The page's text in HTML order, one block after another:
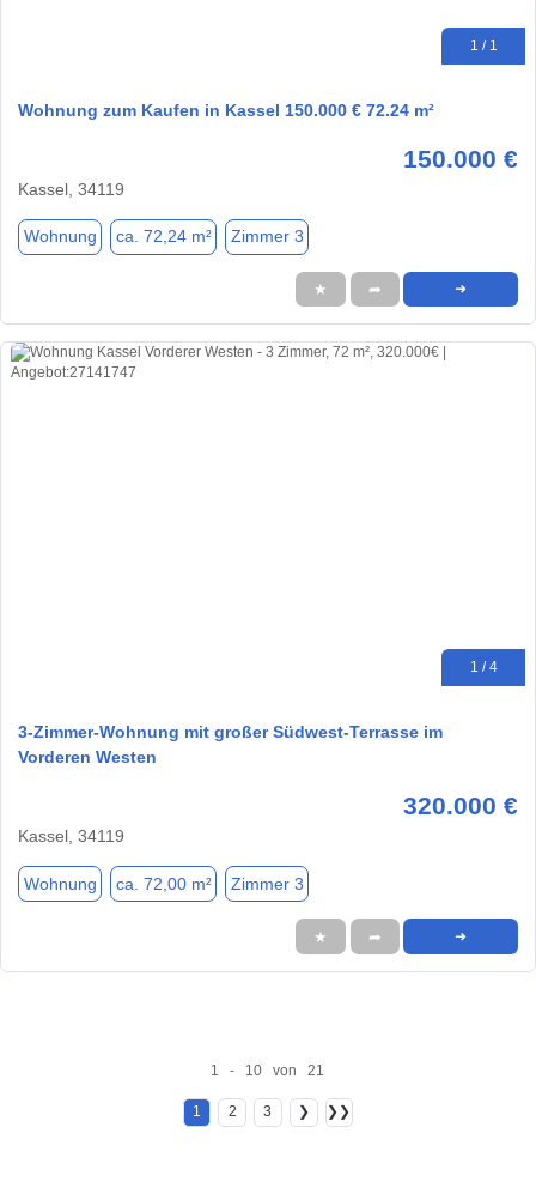
1 / 1
Wohnung zum Kaufen in Kassel 150.000 € 72.24 m²
150.000 €
Kassel, 34119
Wohnung ca. 72,24 m² Zimmer 3
★ ➦ ➜
1 / 4
3-Zimmer-Wohnung mit großer Südwest-Terrasse im
Vorderen Westen
320.000 €
Kassel, 34119
Wohnung ca. 72,00 m² Zimmer 3
★ ➦ ➜
1 - 10 von 21
1 2 3 ❯ ❯❯